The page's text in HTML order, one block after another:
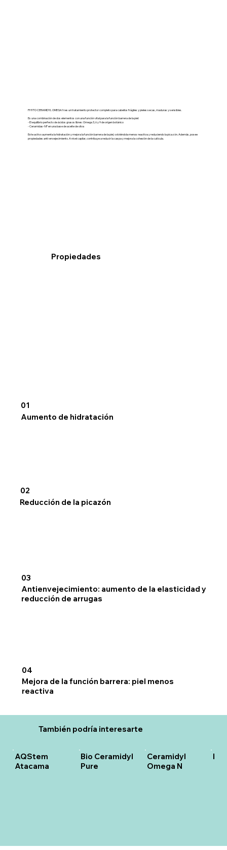
PHYTO CERAMIDYL OMEGA N es un tratamiento protector completo para cabellos frágiles y pieles secas, maduras y sensibles.
Es una combinación de dos elementos con una función vital para la función barrera de la piel:
- El equilibrio perfecto de ácidos grasos libres: Omega 3, 6 y 9 de origen botánico
- Ceramidas-NP en una base de aceite de oliva
Este activo aumenta la hidratación y mejora la función barrera de la piel, volviéndola menos reactiva y reduciendo la picazón. Además, posee
propiedades anti-envejecimiento. A nivel capilar, contribuye a reducir la caspa y mejora la cohesión de la cutícula.
Propiedades
01
Aumento de hidratación
02
Reducción de la picazón
03
Antienvejecimiento: aumento de la elasticidad y
reducción de arrugas
04
Mejora de la función barrera: piel menos
reactiva
También podría interesarte
AQStem
Atacama
Bio Ceramidyl
Pure
Ceramidyl
Omega N